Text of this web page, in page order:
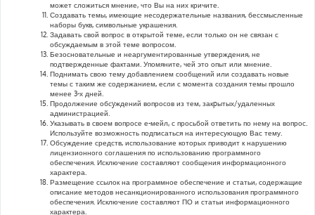
может сложиться мнение, что Вы на них кричите.
Создавать темы, имеющие несодержательные названия, бессмысленные
наборы букв, символьные украшения.
Задавать свой вопрос в открытой теме, если только он не связан с
обсуждаемым в этой теме вопросом.
Безосновательные и неаргументированные утверждения, не
подтвержденные фактами. Упомяните, чей это опыт или мнение.
Поднимать свою тему добавлением сообщений или создавать новые
темы с таким же содержанием, если с момента создания темы прошло
менее 3-х дней.
Продолжение обсyждений вопросов из тем, закpытых/удаленных
администрацией.
Указывать в своем вопросе е-мейл, с просьбой ответить по нему на вопрос.
Используйте возможность подписаться на интересующую Вас тему.
Обсуждение средств, использование которых приводит к нарушению
лицензионного соглашения по использованию программного
обеспечения. Исключение составляют сообщения информационного
характера.
Размещение ссылок на программное обеспечение и статьи, содержащие
описание методов несанкционированного использования программного
обеспечения. Исключение составляют ПО и статьи информационного
характера.